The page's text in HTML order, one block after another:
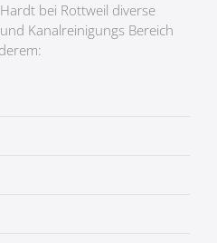
bei Rottweil diverse
Kanalreinigungs Bereich